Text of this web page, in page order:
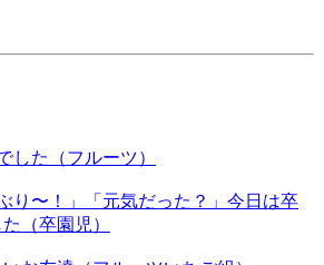
した（フルーツ）
り〜！」「元気だった？」今日は卒
（卒園児）